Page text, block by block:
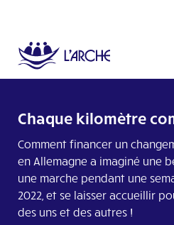
Chaque kilomètre
Comment financer un
en Allemagne a imaginé une
une marche pendant une
2022, et se laisser accueillir
des uns et des autres !